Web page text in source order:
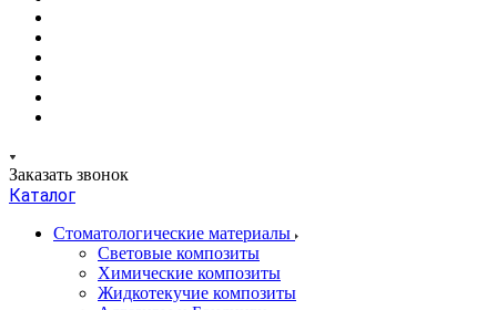
Заказать звонок
Каталог
Стоматологические материалы
Световые композиты
Химические композиты
Жидкотекучие композиты